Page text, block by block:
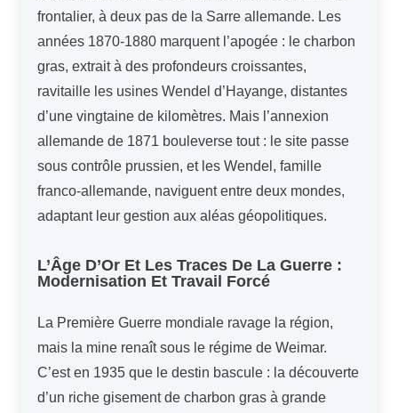
frontalier, à deux pas de la Sarre allemande. Les
années 1870-1880 marquent l’apogée : le charbon
gras, extrait à des profondeurs croissantes,
ravitaille les usines Wendel d’Hayange, distantes
d’une vingtaine de kilomètres. Mais l’annexion
allemande de 1871 bouleverse tout : le site passe
sous contrôle prussien, et les Wendel, famille
franco-allemande, naviguent entre deux mondes,
adaptant leur gestion aux aléas géopolitiques.
L’Âge D’Or Et Les Traces De La Guerre :
Modernisation Et Travail Forcé
La Première Guerre mondiale ravage la région,
mais la mine renaît sous le régime de Weimar.
C’est en 1935 que le destin bascule : la découverte
d’un riche gisement de charbon gras à grande